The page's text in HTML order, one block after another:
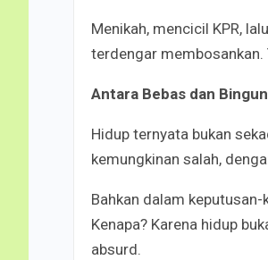
Menikah, mencicil KPR,
terdengar membosankan.
Antara Bebas dan
Hidup ternyata bukan
kemungkinan salah,
Bahkan dalam
Kenapa? Karena hidup
absurd.